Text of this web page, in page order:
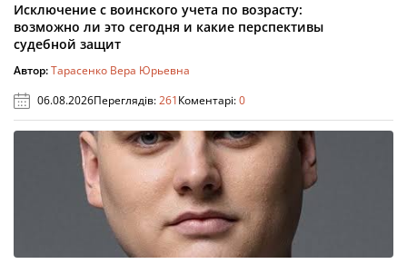
Исключение с воинского учета по возрасту:
возможно ли это сегодня и какие перспективы
судебной защит
Автор:Тарасенко Вера Юрьевна
06.08.2026Переглядів:261Коментарі:0